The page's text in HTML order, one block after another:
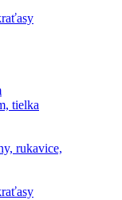
tielka
rukavice,